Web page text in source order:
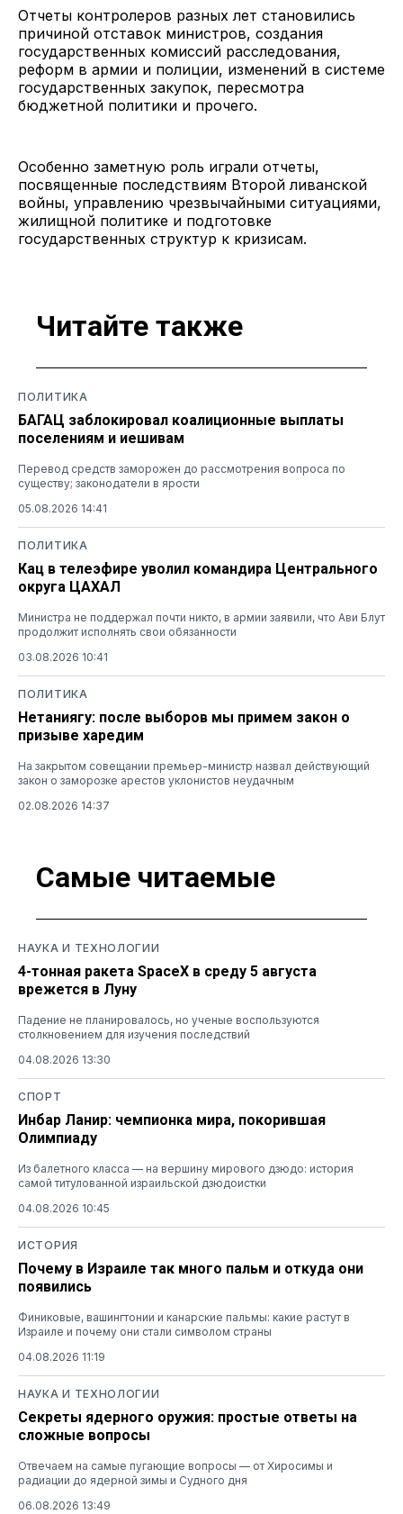
Отчеты контролеров разных лет становились
причиной отставок министров, создания
государственных комиссий расследования,
реформ в армии и полиции, изменений в системе
государственных закупок, пересмотра
бюджетной политики и прочего.
Особенно заметную роль играли отчеты,
посвященные последствиям Второй ливанской
войны, управлению чрезвычайными ситуациями,
жилищной политике и подготовке
государственных структур к кризисам.
Читайте также
ПОЛИТИКА
БАГАЦ заблокировал коалиционные выплаты
поселениям и иешивам
Перевод средств заморожен до рассмотрения вопроса по
существу; законодатели в ярости
05.08.2026 14:41
ПОЛИТИКА
Кац в телеэфире уволил командира Центрального
округа ЦАХАЛ
Министра не поддержал почти никто, в армии заявили, что Ави Блут
продолжит исполнять свои обязанности
03.08.2026 10:41
ПОЛИТИКА
Нетаниягу: после выборов мы примем закон о
призыве харедим
На закрытом совещании премьер-министр назвал действующий
закон о заморозке арестов уклонистов неудачным
02.08.2026 14:37
Самые читаемые
НАУКА И ТЕХНОЛОГИИ
4-тонная ракета SpaceX в среду 5 августа
врежется в Луну
Падение не планировалось, но ученые воспользуются
столкновением для изучения последствий
04.08.2026 13:30
СПОРТ
Инбар Ланир: чемпионка мира, покорившая
Олимпиаду
Из балетного класса — на вершину мирового дзюдо: история
самой титулованной израильской дзюдоистки
04.08.2026 10:45
ИСТОРИЯ
Почему в Израиле так много пальм и откуда они
появились
Финиковые, вашингтонии и канарские пальмы: какие растут в
Израиле и почему они стали символом страны
04.08.2026 11:19
НАУКА И ТЕХНОЛОГИИ
Секреты ядерного оружия: простые ответы на
сложные вопросы
Отвечаем на самые пугающие вопросы — от Хиросимы и
радиации до ядерной зимы и Судного дня
06.08.2026 13:49